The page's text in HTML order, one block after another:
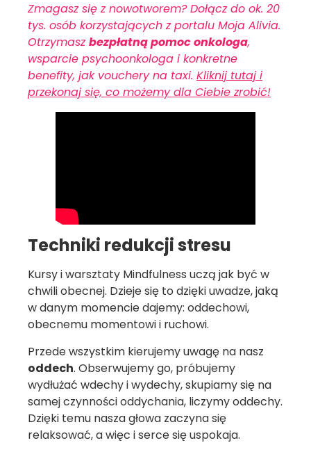
Zmagasz się z nowotworem? Dołącz do ok. 20
tys. osób korzystających z portalu Moja Alivia.
Otrzymaszbezpłatną pomoc onkologa,
wsparcie psychoonkologa i konkretne
benefity, jak vouchery na taxi. Kliknij tutaj i
przekonaj się, co możemy dla Ciebie zrobić!
Techniki redukcji stresu
Kursy i warsztaty Mindfulness uczą jak być w
chwili obecnej. Dzieje się to dzięki uwadze, jaką
w danym momencie dajemy: oddechowi,
obecnemu momentowi i ruchowi.
Przede wszystkim kierujemy uwagę na nasz
oddech. Obserwujemy go, próbujemy
wydłużać wdechy i wydechy, skupiamy się na
samej czynności oddychania, liczymy oddechy.
Dzięki temu nasza głowa zaczyna się
relaksować, a więc i serce się uspokaja.